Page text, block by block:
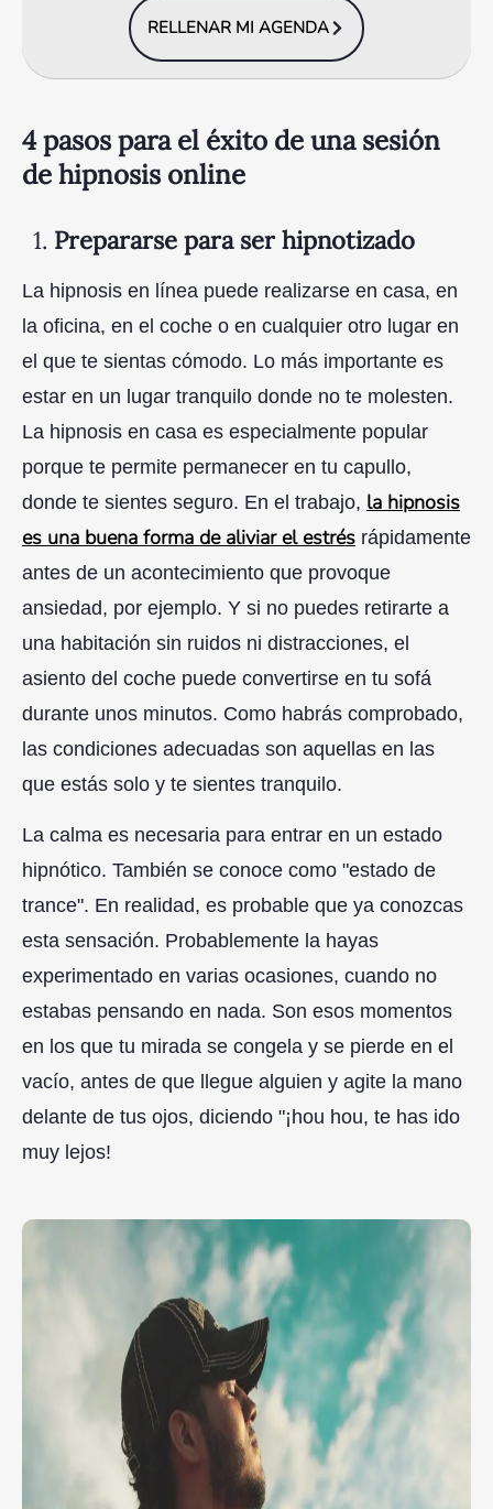
RELLENAR MI AGENDA
4 pasos para el éxito de una sesión
de hipnosis online
1. Prepararse para ser hipnotizado
La hipnosis en línea puede realizarse en casa, en
la oficina, en el coche o en cualquier otro lugar en
el que te sientas cómodo. Lo más importante es
estar en un lugar tranquilo donde no te molesten.
La hipnosis en casa es especialmente popular
porque te permite permanecer en tu capullo,
donde te sientes seguro. En el trabajo, la hipnosis
es una buena forma de aliviar el estrés rápidamente
antes de un acontecimiento que provoque
ansiedad, por ejemplo. Y si no puedes retirarte a
una habitación sin ruidos ni distracciones, el
asiento del coche puede convertirse en tu sofá
durante unos minutos. Como habrás comprobado,
las condiciones adecuadas son aquellas en las
que estás solo y te sientes tranquilo.
La calma es necesaria para entrar en un estado
hipnótico. También se conoce como "estado de
trance". En realidad, es probable que ya conozcas
esta sensación. Probablemente la hayas
experimentado en varias ocasiones, cuando no
estabas pensando en nada. Son esos momentos
en los que tu mirada se congela y se pierde en el
vacío, antes de que llegue alguien y agite la mano
delante de tus ojos, diciendo "¡hou hou, te has ido
muy lejos!